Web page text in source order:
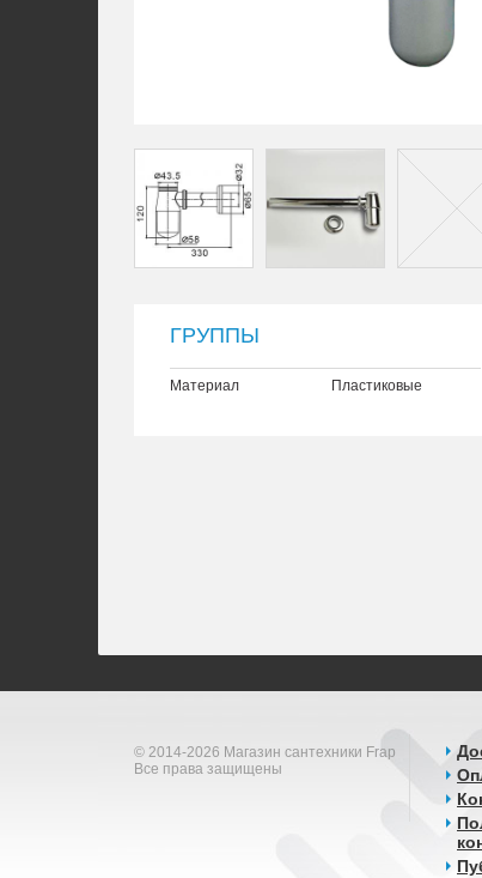
ГРУППЫ
Материал Пластиковые
© 2014-2026 Магазин сантехники Frap
Все права защищены